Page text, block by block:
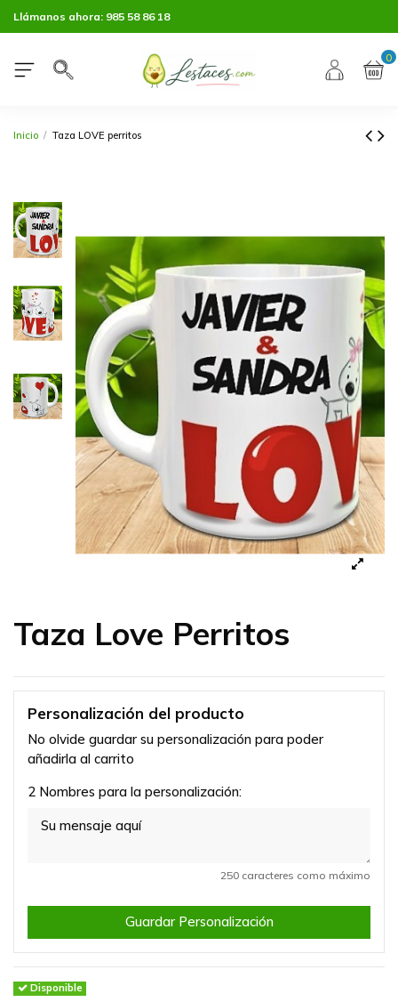
Llámanos ahora: 985 58 86 18
0
Inicio Taza LOVE perritos
Taza Love Perritos
Personalización del producto
No olvide guardar su personalización para poder
añadirla al carrito
2 Nombres para la personalización:
250 caracteres como máximo
Guardar Personalización
Disponible